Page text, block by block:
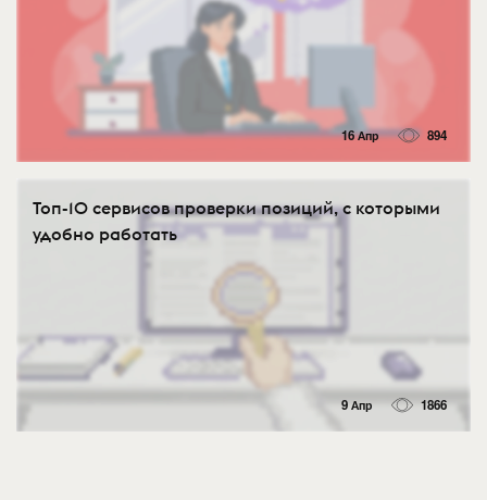
16 Апр 894
Топ-10 сервисов проверки позиций, с которыми
удобно работать
9 Апр 1866